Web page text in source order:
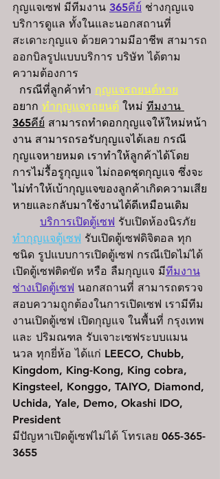
กุญแจเซฟ มีทีมงาน 365คีย์ ช่างกุญแจ
บริการดูแล ทั้งในและนอกสถานที่
สะเดาะกุญแจ ด้วยความมีอาชีพ สามารถ
ออกบิลรูปแบบบริการ บริษัท ได้ตาม
ความต้องการ
กรณีที่ลูกค้าทำ กุญแจรถยนต์หาย
อยาก ทำกุญแจรถยนต์ ใหม่ ทีมงาน
365คีย์ สามารถทำดอกกุญแจให้ใหม่หน้า
งาน สามารถรอรับกุญแจได้เลย กรณี
กุญแจหายหมด เราทำให้ลูกค้าได้โดย
การไม่รื้อรูกุญแจ ไม่ถอดชุดกุญแจ ซึ่งจะ
ไม่ทำให้เบ้ากุญแจของลูกค้าเกิดความเสีย
หายและกลับมาใช้งานได้ดีเหมือนเดิม
บริการเปิดตู้เซฟ รับเปิดห้องนิรภัย
ทำกุญแจตู้เซฟ รับเปิดตู้เซฟดิจิตอล ทุก
ชนิด รูปแบบการเปิดตู้เซฟ กรณีเปิดไม่ได้
เปิดตู้เซฟติดขัด หรือ ลืมกุญแจ มีทีมงาน
ช่างเปิดตู้เซฟ นอกสถานที่ สามารถตรวจ
สอบความถูกต้องในการเปิดเซฟ เรามีทีม
งานเปิดตู้เซฟ เปิดกุญแจ ในพื้นที่ กรุงเทพ
และ ปริมณฑล รับเจาะเซฟระบบแมน
นวล ทุกยี่ห้อ ได้แก่ LEECO, Chubb,
Kingdom, King-Kong, King cobra,
Kingsteel, Konggo, TAIYO, Diamond,
Uchida, Yale, Demo, Okashi IDO,
President
มีปัญหาเปิดตู้เซฟไม่ได้ โทรเลย 065-365-
3655